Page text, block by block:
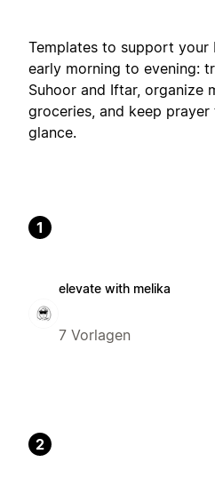
Templates to support your
early morning to evening:
Suhoor and Iftar, organize
groceries, and keep
glance.
1
elevate with melika
7 Vorlagen
2